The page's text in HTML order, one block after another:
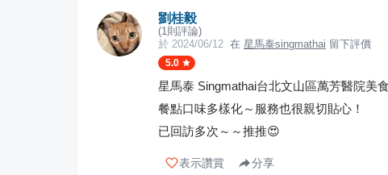
劉桂毅
(1 則評論)
於 2024/06/12 在 星馬泰singmathai 留下評價
5.0
星馬泰 Singmathai台北文山區萬芳醫院美
餐點口味多樣化～服務也很親切貼心！
已回訪多次～～推推😍
表示讚賞 分享